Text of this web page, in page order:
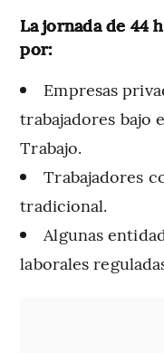
La jornada de 44
por:
Empresas
trabajadores bajo
Trabajo.
Trabajadores
tradicional.
Algunas
laborales